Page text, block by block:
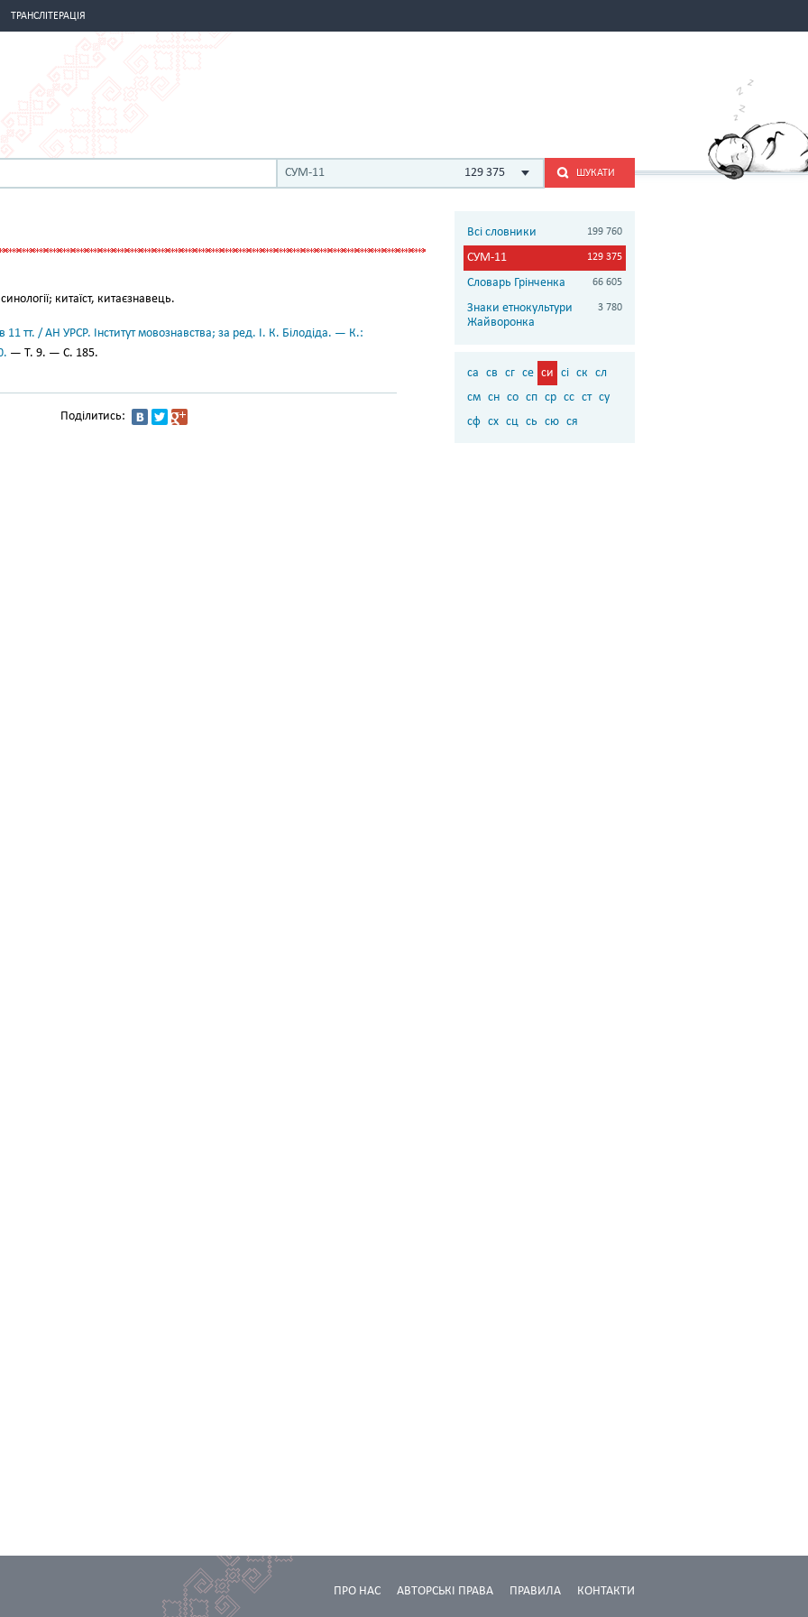
ТРАНСЛІТЕРАЦІЯ
СУМ-11 129 375 ШУКАТИ
китаїст, китаєзнавець.
11 тт. / АН УРСР. Інститут мовознавства; за ред. І. К. Білодіда. — К.:
— Т. 9. — С. 185.
Поділитись:
Всі словники 199 760
СУМ-11 129 375
Словарь Грінченка 66 605
Знаки етнокультури
Жайворонка
3 780
са св сг се си сі ск сл
см сн со сп ср сс ст су
сф сх сц сь сю ся
КОНТАКТИ
ПРАВИЛА
АВТОРСЬКІ ПРАВА
ПРО НАС